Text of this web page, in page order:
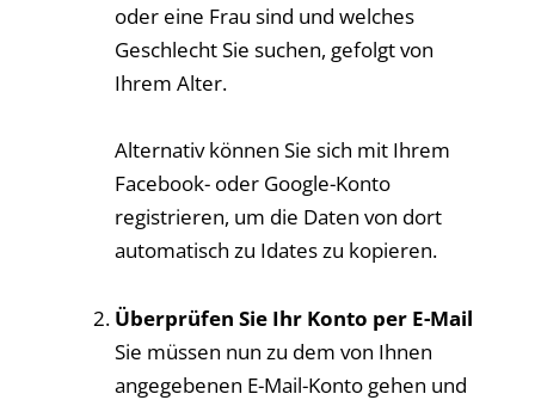
oder eine Frau sind und welches
Geschlecht Sie suchen, gefolgt von
Ihrem Alter.
Alternativ können Sie sich mit Ihrem
Facebook- oder Google-Konto
registrieren, um die Daten von dort
automatisch zu Idates zu kopieren.
Überprüfen Sie Ihr Konto per E-Mail
Sie müssen nun zu dem von Ihnen
angegebenen E-Mail-Konto gehen und